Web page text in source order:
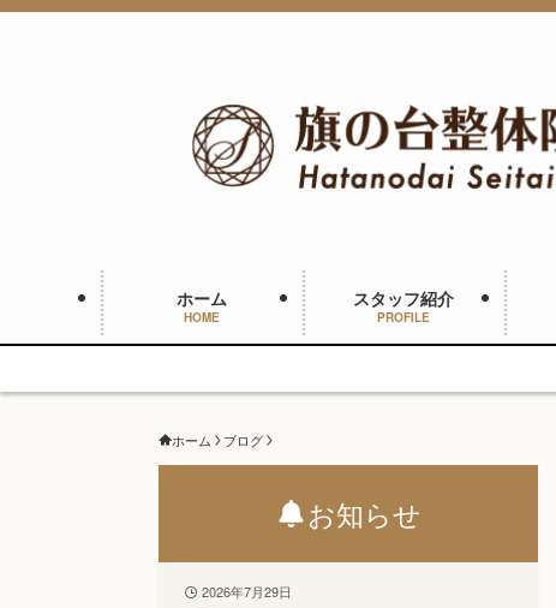
ホーム
HOME
スタッフ紹介
PROFILE
ホーム ブログ
お知らせ
2026年7月29日